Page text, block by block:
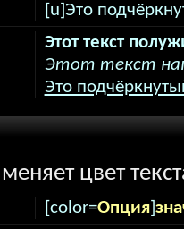
[u]Это
Этот текст
Этот текст
Это
цвет
[color=Опция]